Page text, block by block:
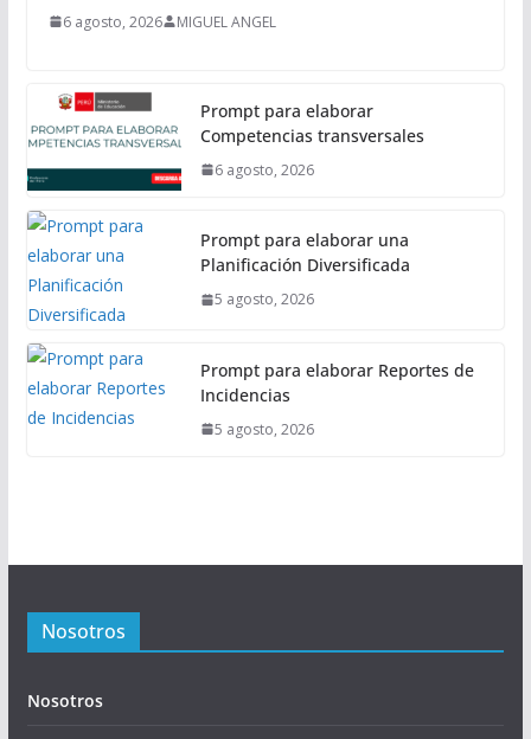
6 agosto, 2026 MIGUEL ANGEL
Prompt para elaborar
Competencias transversales
6 agosto, 2026
Prompt para elaborar una
Planificación Diversificada
5 agosto, 2026
Prompt para elaborar Reportes de
Incidencias
5 agosto, 2026
Nosotros
Nosotros